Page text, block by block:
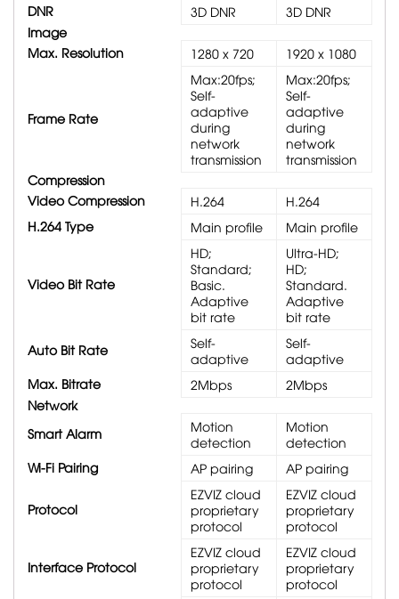
DNR
3D DNR
3D DNR
Image
Max. Resolution
1280 x 720 1920 x 1080
Frame Rate
Max:20fps;
Self-
adaptive
during
network
transmission
Max:20fps;
Self-
adaptive
during
network
transmission
Compression
Video Compression
H.264
H.264
H.264 Type
Main profile Main profile
Video Bit Rate
HD;
Standard;
Basic.
Adaptive
bit rate
Ultra-HD;
HD;
Standard.
Adaptive
bit rate
Auto Bit Rate
Self-
adaptive
Self-
adaptive
Max. Bitrate
2Mbps
2Mbps
Network
Smart Alarm
Motion
detection
Motion
detection
Wi-Fi Pairing
AP pairing AP pairing
Protocol
EZVIZ cloud
proprietary
protocol
EZVIZ cloud
proprietary
protocol
Interface Protocol
EZVIZ cloud
proprietary
protocol
EZVIZ cloud
proprietary
protocol